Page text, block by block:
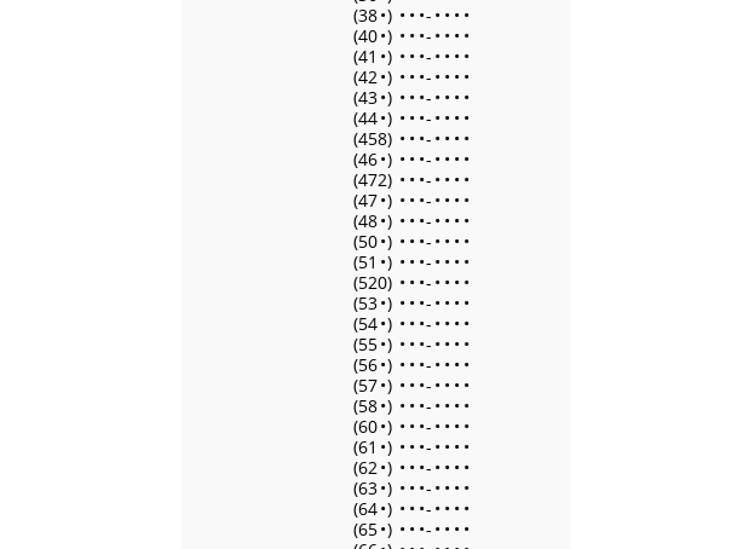
(38•) • • •- • • • •
(40•) • • •- • • • •
(41 •) • • •- • • • •
(42•) • • •- • • • •
(43•) • • •- • • • •
(44•) • • •- • • • •
(458) • • •- • • • •
(46•) • • •- • • • •
(472) • • •- • • • •
(47•) • • •- • • • •
(48•) • • •- • • • •
(50•) • • •- • • • •
(51 •) • • •- • • • •
(520) • • •- • • • •
(53•) • • •- • • • •
(54•) • • •- • • • •
(55•) • • •- • • • •
(56•) • • •- • • • •
(57•) • • •- • • • •
(58•) • • •- • • • •
(60•) • • •- • • • •
(61 •) • • •- • • • •
(62•) • • •- • • • •
(63•) • • •- • • • •
(64•) • • •- • • • •
(65•) • • •- • • • •